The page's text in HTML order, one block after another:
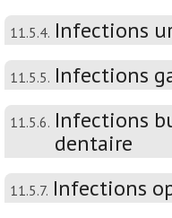
11.5.4. Infections
11.5.5. Infections
11.5.6. Infections
dentaire
11.5.7. Infections